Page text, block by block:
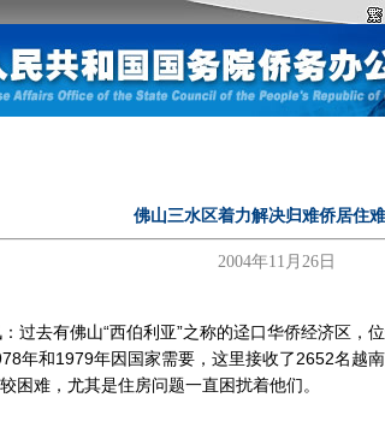
繁体版 设为
佛山三水区着力解决归难侨居住
2004年11月26日
过去有佛山“西伯利亚”之称的迳口华侨经济区，
年和1979年因国家需要，这里接收了2652名越
困难，尤其是住房问题一直困扰着他们。